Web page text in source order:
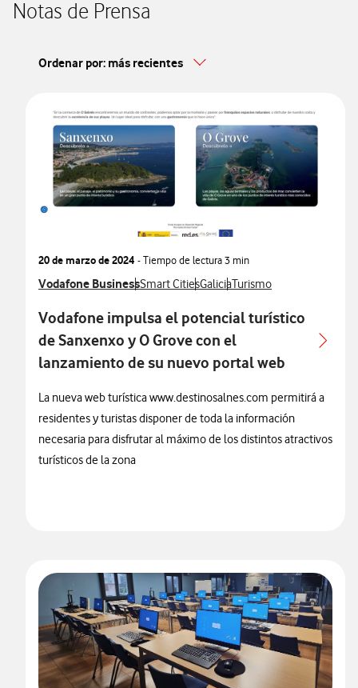
Notas de Prensa
Ordenar por: más recientes
20 de marzo de 2024 - Tiempo de lectura3 min
Ver más notas de prensa relacionados con
Vodafone BusinessVer más notas de prensa relacionados con
Smart CitiesVer más notas de prensa
GaliciaVer más notas de prensa
Turismo
Vodafone impulsa el potencial turístico
de Sanxenxo y O Grove con el
lanzamiento de su nuevo portal web
La nueva web turística www.destinosalnes.com permitirá a
residentes y turistas disponer de toda la información
necesaria para disfrutar al máximo de los distintos atractivos
turísticos de la zona